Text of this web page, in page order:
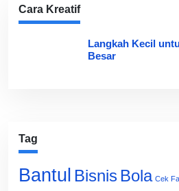
Cara Kreatif
Langkah Kecil
Besar
Tag
Bantul Bisnis Bola Cek